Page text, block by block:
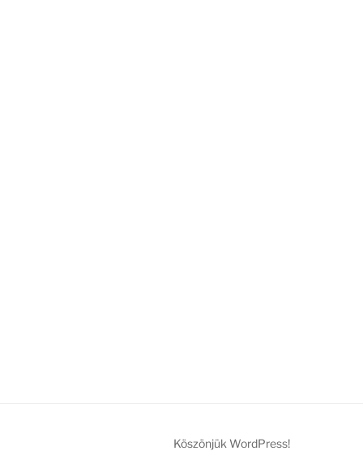
Köszönjük WordPress!